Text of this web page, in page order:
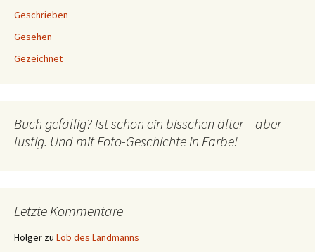
Geschrieben
Gesehen
Gezeichnet
Buch gefällig? Ist schon ein bisschen älter – aber
lustig. Und mit Foto-Geschichte in Farbe!
Letzte Kommentare
Holger zu Lob des Landmanns